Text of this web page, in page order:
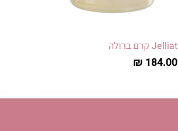
Jelliat קרם ברולה
184.00
₪